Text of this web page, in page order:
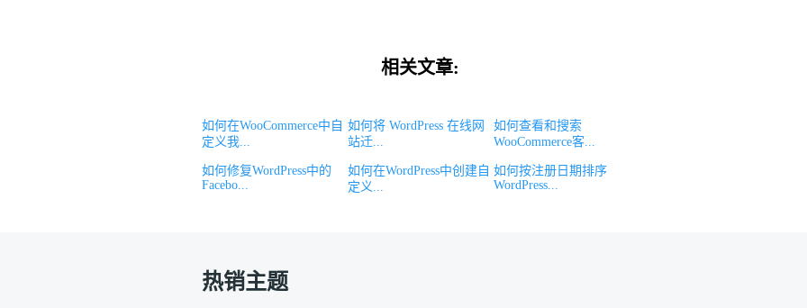
相关文章:
如何在WooCommerce中自
定义我...
如何将 WordPress 在线网
站迁...
如何查看和搜索
WooCommerce客...
如何修复WordPress中的
Facebo...
如何在WordPress中创建自
定义...
如何按注册日期排序
WordPress...
热销主题